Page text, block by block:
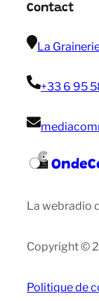
Contact
La
+33 6 95
La webradio
Copyright ©
Politique de